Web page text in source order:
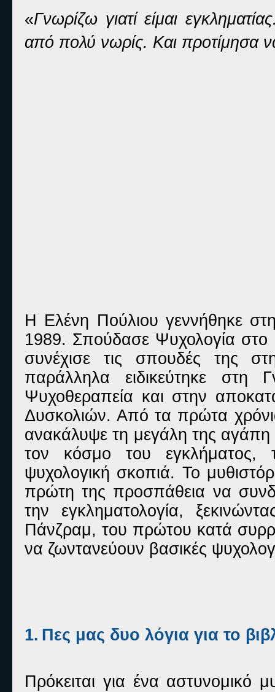
«Γνωρίζω γιατί είμαι
από πολύ νωρίς. Και προτίμησα
Η Ελένη Πούλιου γεννήθηκε
1989. Σπούδασε Ψυχολογία στο
συνέχισε τις σπουδές της
παράλληλα ειδικεύτηκε στη
Ψυχοθεραπεία και στην
Δυσκολιών. Από τα πρώτα
ανακάλυψε τη μεγάλη της αγάπη
τον κόσμο του εγκλήματος,
ψυχολογική σκοπιά. Το
πρώτη της προσπάθεια να
την εγκληματολογία,
Πάνζραμ, του πρώτου κατά
να ζωντανεύουν βασικές
1. Πες μας δυο λόγια για το
Πρόκειται για ένα αστυνομικό